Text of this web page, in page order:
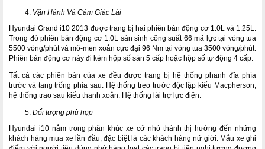
Vận Hành Và Cảm Giác Lái
Hyundai Grand i10 2013 được trang bị hai phiên bản động cơ 1.0L và 1.25L.
Trong đó phiên bản động cơ 1.0L sản sinh công suất 66 mã lực tại vòng tua
5500 vòng/phút và mô-men xoắn cực đại 96 Nm tại vòng tua 3500 vòng/phút.
Phiên bản động cơ này đi kèm hộp số sàn 5 cấp hoặc hộp số tự động 4 cấp.
Tất cả các phiên bản của xe đều được trang bị hệ thống phanh đĩa phía
trước và tang trống phía sau. Hệ thống treo trước độc lập kiểu Macpherson,
hệ thống trao sau kiểu thanh xoắn. Hệ thống lái trợ lực điện.
Đối tượng phù hợp
Hyundai i10 nằm trong phân khúc xe cỡ nhỏ thành thị hướng đến những
khách hàng mua xe lần đầu, đặc biệt là các khách hàng nữ giới. Mẫu xe ghi